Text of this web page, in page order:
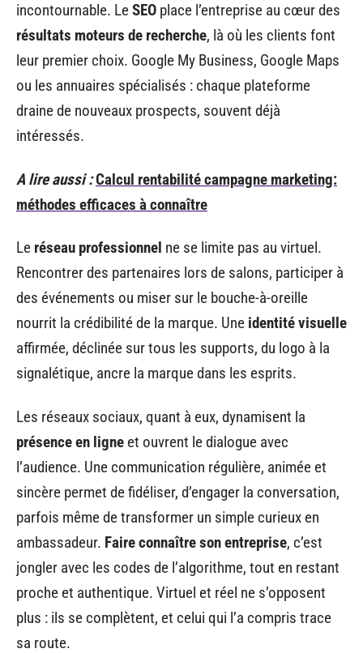
incontournable. LeSEO place l’entreprise au cœur des
résultats moteurs de recherche, là où les clients font
leur premier choix. Google My Business, Google Maps
ou les annuaires spécialisés : chaque plateforme
draine de nouveaux prospects, souvent déjà
intéressés.
A lire aussi :Calcul rentabilité campagne marketing:
méthodes efficaces à connaître
Le réseau professionnel ne se limite pas au virtuel.
Rencontrer des partenaires lors de salons, participer à
des événements ou miser sur le bouche-à-oreille
nourrit la crédibilité de la marque. Une identité visuelle
affirmée, déclinée sur tous les supports, du logo à la
signalétique, ancre la marque dans les esprits.
Les réseaux sociaux, quant à eux, dynamisent la
présence en ligne et ouvrent le dialogue avec
l’audience. Une communication régulière, animée et
sincère permet de fidéliser, d’engager la conversation,
parfois même de transformer un simple curieux en
ambassadeur. Faire connaître son entreprise, c’est
jongler avec les codes de l’algorithme, tout en restant
proche et authentique. Virtuel et réel ne s’opposent
plus : ils se complètent, et celui qui l’a compris trace
sa route.